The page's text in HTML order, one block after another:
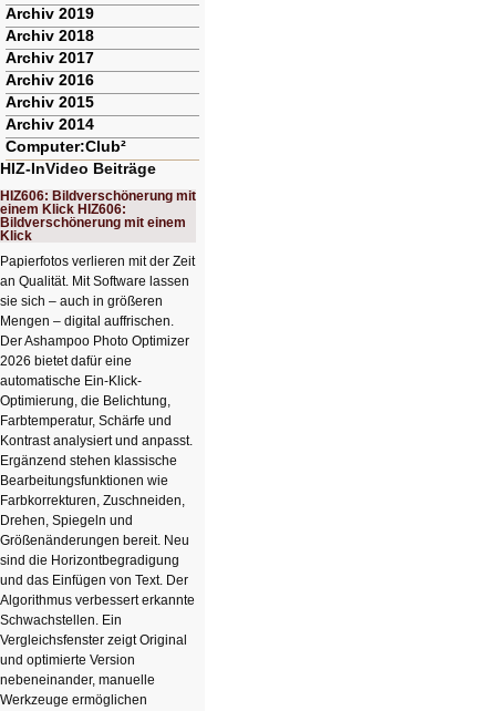
Archiv 2019
Archiv 2018
Archiv 2017
Archiv 2016
Archiv 2015
Archiv 2014
Computer:Club²
HIZ-InVideo Beiträge
HIZ606: Bildverschönerung mit
einem Klick HIZ606:
Bildverschönerung mit einem
Klick
Papierfotos verlieren mit der Zeit
an Qualität. Mit Software lassen
sie sich – auch in größeren
Mengen – digital auffrischen.
Der Ashampoo Photo Optimizer
2026 bietet dafür eine
automatische Ein-Klick-
Optimierung, die Belichtung,
Farbtemperatur, Schärfe und
Kontrast analysiert und anpasst.
Ergänzend stehen klassische
Bearbeitungsfunktionen wie
Farbkorrekturen, Zuschneiden,
Drehen, Spiegeln und
Größenänderungen bereit. Neu
sind die Horizontbegradigung
und das Einfügen von Text. Der
Algorithmus verbessert erkannte
Schwachstellen. Ein
Vergleichsfenster zeigt Original
und optimierte Version
nebeneinander, manuelle
Werkzeuge ermöglichen